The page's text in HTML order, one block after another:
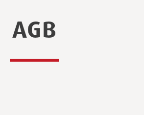
AGB